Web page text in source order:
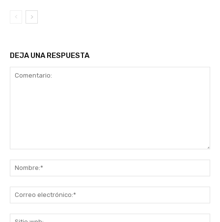
DEJA UNA RESPUESTA